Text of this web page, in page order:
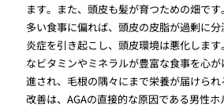
ます。また、頭皮も髪が育つための畑で
多い食事に偏れば、頭皮の皮脂が過剰に
炎症を引き起こし、頭皮環境は悪化しま
なビタミンやミネラルが豊富な食事を心
進され、毛根の隅々にまで栄養が届けら
改善は、AGAの直接的な原因である男性